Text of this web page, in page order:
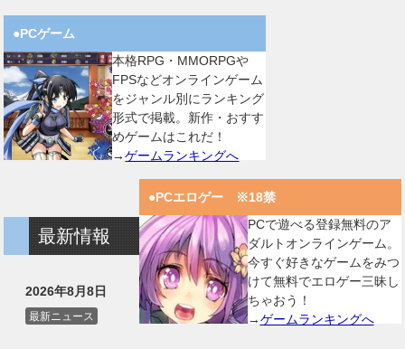
●PCゲーム
本格RPG・MMORPGや
FPSなどオンラインゲーム
をジャンル別にランキング
形式で掲載。新作・おすす
めゲームはこれだ！
→ゲームランキングへ
●PCエロゲー ※18禁
PCで遊べる登録無料のア
ダルトオンラインゲーム。
今すぐ好きなゲームをみつ
けて無料でエロゲー三昧し
ちゃおう！
→ゲームランキングへ
最新情報
2026年8月8日
最新ニュース